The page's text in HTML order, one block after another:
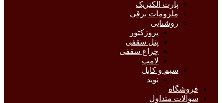
پارت الکتریک
ملزومات برقی
روشنایی
پروژکتور
پنل سقفی
چراغ سقفی
لامپ
سیم و کابل
نوید
فروشگاه
سوالات متداول